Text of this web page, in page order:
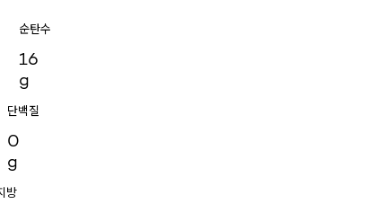
순탄수
16
g
단백질
0
g
방